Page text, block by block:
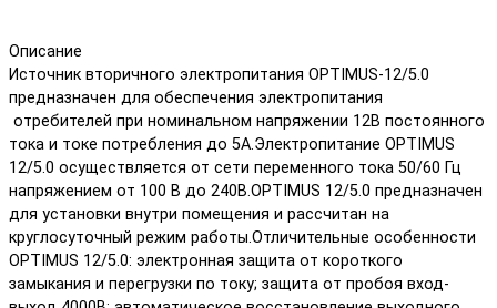
Описание
Источник вторичного электропитания OPTIMUS-12/5.0
предназначен для обеспечения электропитания
отребителей при номинальном напряжении 12В постоянного
тока и токе потребления до 5А.Электропитание OPTIMUS
12/5.0 осуществляется от сети переменного тока 50/60 Гц
напряжением от 100 В до 240В.OPTIMUS 12/5.0 предназначен
для установки внутри помещения и рассчитан на
круглосуточный режим работы.Отличительные особенности
OPTIMUS 12/5.0: электронная защита от короткого
замыкания и перегрузки по току; защита от пробоя вход-